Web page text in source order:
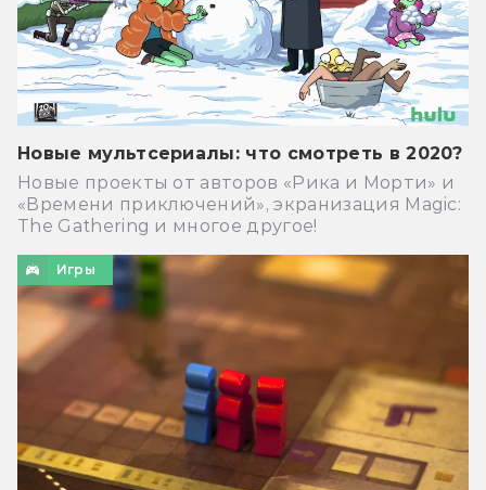
Новые мультсериалы: что смотреть в 2020?
Новые проекты от авторов «Рика и Морти» и
«Времени приключений», экранизация Magic:
The Gathering и многое другое!
Игры